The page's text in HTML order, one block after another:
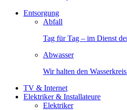
Entsorgung
Abfall
Tag für Tag – im Dienst
Abwasser
Wir halten den
TV & Internet
Elektriker & Installateure
Elektriker